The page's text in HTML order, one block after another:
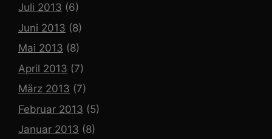
Juli 2013 (6)
Juni 2013 (8)
Mai 2013 (8)
April 2013 (7)
März 2013 (7)
Februar 2013 (5)
Januar 2013 (8)